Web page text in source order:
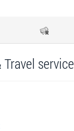
Travel service